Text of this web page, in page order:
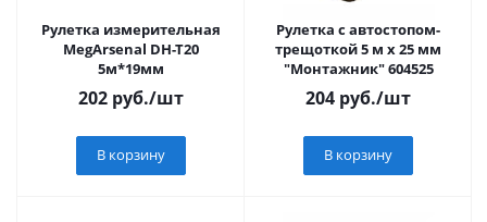
Рулетка измерительная
MegArsenal DH-T20
5м*19мм
202 руб./шт
В корзину
Рулетка с автостопом-
трещоткой 5 м х 25 мм
"Монтажник" 604525
204 руб./шт
В корзину